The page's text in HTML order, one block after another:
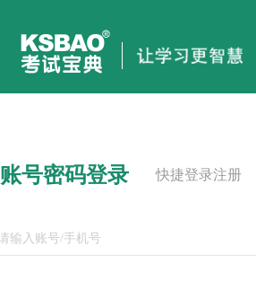
账号密码登录 快捷登录注册